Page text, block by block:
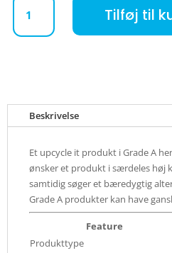
Tilføj til
Beskrivelse
Et upcycle it produkt i Grade A
ønsker et produkt i særdeles høj
samtidig søger et bæredygtig
Grade A produkter kan have
Feature
Produkttype